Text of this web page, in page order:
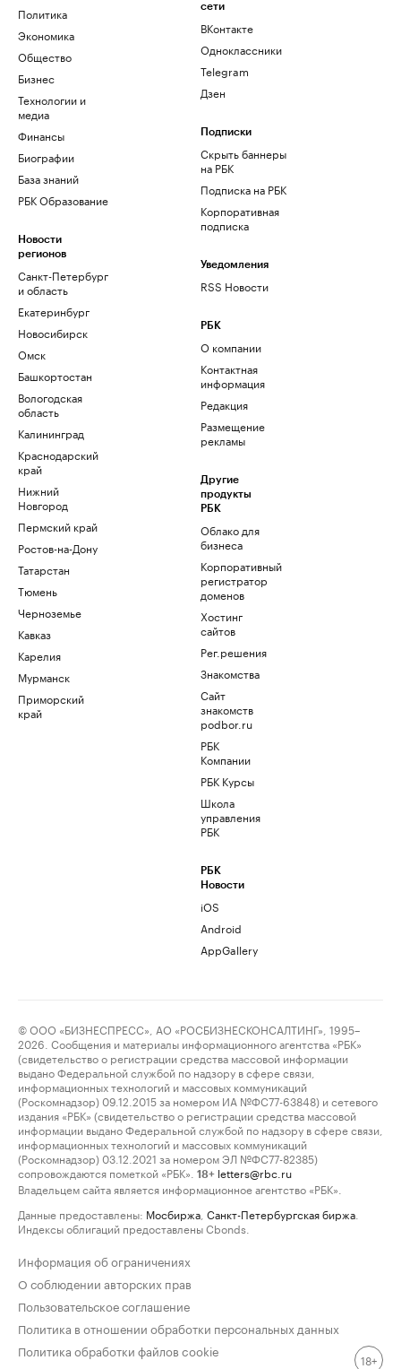
Политика
Экономика
Общество
Бизнес
Технологии и
медиа
Финансы
Биографии
База знаний
РБК Образование
Новости
регионов
Санкт-Петербург
и область
Екатеринбург
Новосибирск
Омск
Башкортостан
Вологодская
область
Калининград
Краснодарский
край
Нижний
Новгород
Пермский край
Ростов-на-Дону
Татарстан
Тюмень
Черноземье
Кавказ
Карелия
Мурманск
Приморский
край
сети
ВКонтакте
Одноклассники
Telegram
Дзен
Подписки
Скрыть баннеры
на РБК
Подписка на РБК
Корпоративная
подписка
Уведомления
RSS Новости
РБК
О компании
Контактная
информация
Редакция
Размещение
рекламы
Другие
продукты
РБК
Облако для
бизнеса
Корпоративный
регистратор
доменов
Хостинг
сайтов
Рег.решения
Знакомства
Сайт
знакомств
podbor.ru
РБК
Компании
РБК Курсы
Школа
управления
РБК
РБК
Новости
iOS
Android
AppGallery
© ООО «БИЗНЕСПРЕСС», АО «РОСБИЗНЕСКОНСАЛТИНГ», 1995–
2026. Сообщения и материалы информационного агентства «РБК»
(свидетельство о регистрации средства массовой информации
выдано Федеральной службой по надзору в сфере связи,
информационных технологий и массовых коммуникаций
(Роскомнадзор) 09.12.2015 за номером ИА №ФС77-63848) и сетевого
издания «РБК» (свидетельство о регистрации средства массовой
информации выдано Федеральной службой по надзору в сфере связи,
информационных технологий и массовых коммуникаций
(Роскомнадзор) 03.12.2021 за номером ЭЛ №ФС77-82385)
сопровождаются пометкой «РБК».
18+ letters@rbc.ru
Владельцем сайта является информационное агентство «РБК».
Данные предоставлены: Мосбиржа Санкт-Петербургская биржа
Индексы облигаций предоставлены Cbonds.
Информация об ограничениях
О соблюдении авторских прав
Пользовательское соглашение
Политика в отношении обработки персональных данных
Политика обработки файлов cookie
18+